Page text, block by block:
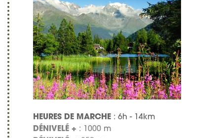
HEURES DE MARCHE : 6h - 14km
DÉNIVELÉ + : 1000 m